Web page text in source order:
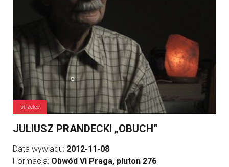
strzelec
JULIUSZ PRANDECKI „OBUCH”
Data wywiadu: 2012-11-08
Formacja: Obwód VI Praga, pluton 276